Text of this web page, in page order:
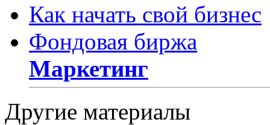
Как начать свой бизнес
Фондовая биржа
Маркетинг
Другие материалы